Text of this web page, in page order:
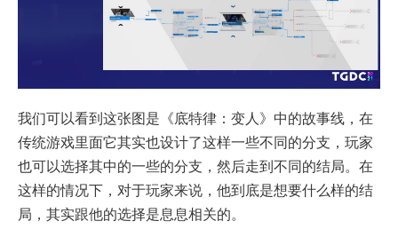
我们可以看到这张图是《底特律：变人》中的故事线，在
传统游戏里面它其实也设计了这样一些不同的分支，玩家
也可以选择其中的一些的分支，然后走到不同的结局。在
这样的情况下，对于玩家来说，他到底是想要什么样的结
局，其实跟他的选择是息息相关的。